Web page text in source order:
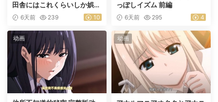
田舎にはこれくらいしか娯楽
がない ＃1乡下几乎没有娱乐
6天前 239 10
っぽしイズム 前編
6天前 295 4
动画 动画